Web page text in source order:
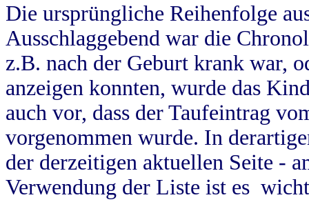
Die ursprüngliche Reihenfolge
Ausschlaggebend war die
z.B. nach der Geburt krank war,
anzeigen konnten, wurde das
auch vor, dass der Taufeintrag
vorgenommen wurde. In
der derzeitigen aktuellen Seite -
Verwendung der Liste ist es